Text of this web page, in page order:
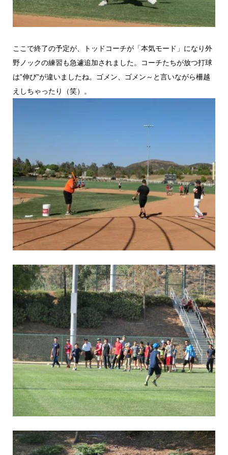
ここで終了の予定が、トッドコーチが「本気モード」になり外
野ノックの練習も急遽追加されました。コーチたちが放つ打球
は”伸び”が違いましたね。ゴメン、ゴメン～と言いながら柵越
えしちゃったり（笑）。